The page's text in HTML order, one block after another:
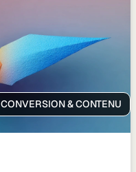
CONVERSION & CONTENU